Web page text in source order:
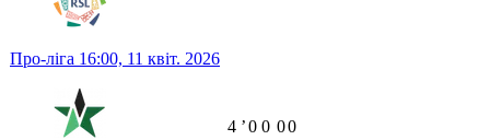
Про-ліга 16:00, 11 квіт. 2026
4 ʼ0 0 00